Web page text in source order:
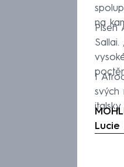
na
Píseň
I
svých